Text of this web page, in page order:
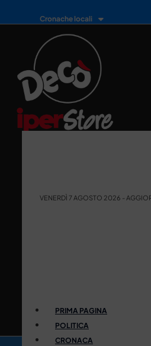
Cronache locali
VENERDÌ 7 AGOSTO 2026 -
PRIMA PAGINA
POLITICA
CRONACA